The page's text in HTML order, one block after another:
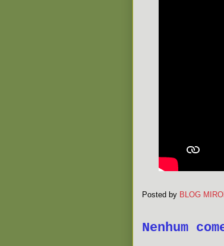
Posted by BLOG
Nenhum